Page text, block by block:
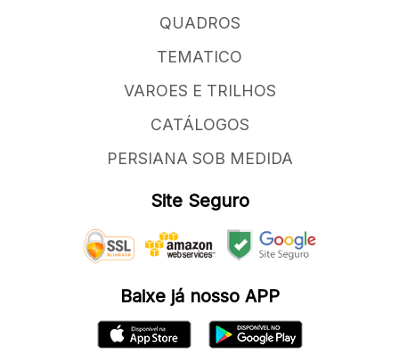
QUADROS
TEMATICO
VAROES E TRILHOS
CATÁLOGOS
PERSIANA SOB MEDIDA
Site Seguro
Baixe já nosso APP